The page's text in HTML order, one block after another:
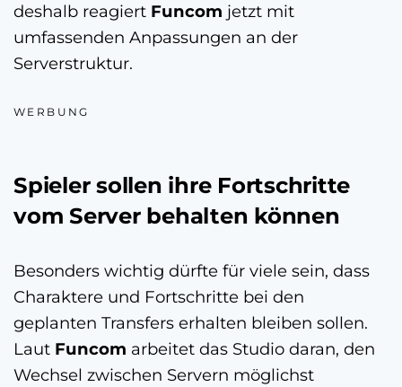
deshalb reagiert Funcom jetzt mit
umfassenden Anpassungen an der
Serverstruktur.
WERBUNG
Spieler sollen ihre Fortschritte
vom Server behalten können
Besonders wichtig dürfte für viele sein, dass
Charaktere und Fortschritte bei den
geplanten Transfers erhalten bleiben sollen.
Laut Funcom arbeitet das Studio daran, den
Wechsel zwischen Servern möglichst